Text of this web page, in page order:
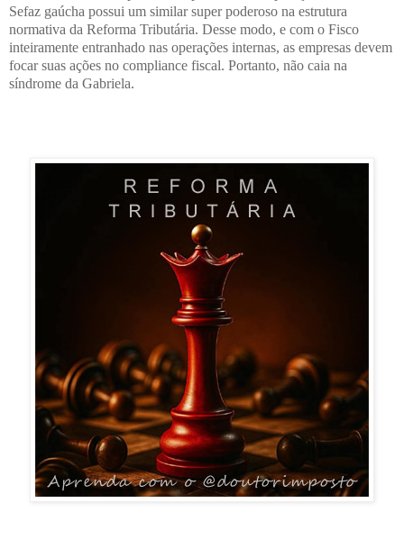
Sefaz gaúcha possui um similar super poderoso na estrutura
normativa da Reforma Tributária. Desse modo, e com o Fisco
inteiramente entranhado nas operações internas, as empresas devem
focar suas ações no compliance fiscal. Portanto, não caia na
síndrome da Gabriela.